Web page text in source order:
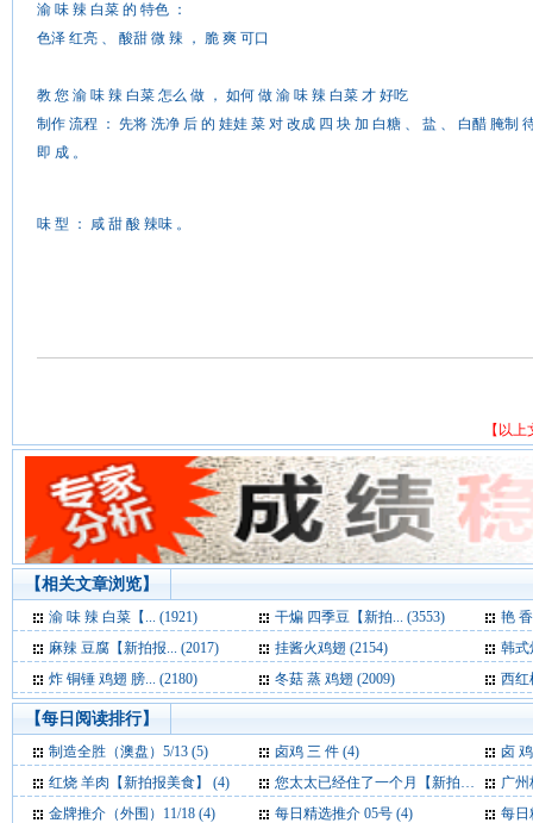
渝 味 辣 白菜 的 特色 ：
色泽 红亮 、 酸甜 微 辣 ， 脆 爽 可口
教 您 渝 味 辣 白菜 怎么 做 ， 如何 做 渝 味 辣 白菜 才 好吃
制作 流程 ： 先将 洗净 后 的 娃娃 菜 对 改成 四 块 加 白糖 、 盐 、 白醋 腌制
即 成 。
味 型 ： 咸 甜 酸 辣味 。
【以
【相关文章浏览】
渝 味 辣 白菜【... (1921) 干煸 四季豆【新拍... (3553)
艳
麻辣 豆腐【新拍报... (2017)
挂酱火鸡翅 (2154)
韩式
炸 铜锤 鸡翅 膀... (2180)
冬菇 蒸 鸡翅 (2009) 西红
【每日阅读排行】
制造全胜（澳盘）5/13 (5) 卤鸡 三 件 (4)
卤
红烧 羊肉【新拍报美食】 (4)
您太太已经住了一个月【新拍报每日一笑】 (4)
广州校
金牌推介（外围）11/18 (4)
每日精选推介 05号 (4) 每日